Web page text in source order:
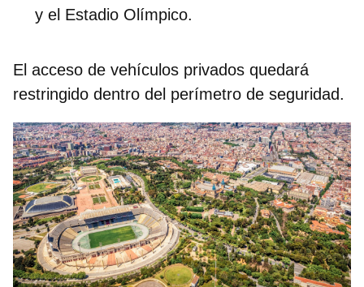
y el Estadio Olímpico.
El acceso de vehículos privados quedará
restringido dentro del perímetro de seguridad.